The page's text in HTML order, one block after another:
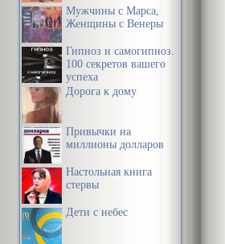
Мужчины с Марса,
Женщины с Венеры
Гипноз и самогипноз.
100 секретов вашего
успеха
Дорога к дому
Привычки на
миллионы долларов
Настольная книга
стервы
Дети с небес